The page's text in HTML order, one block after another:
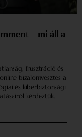
– mi áll a
frusztráció és
bizalomvesztés a
és kiberbiztonsági
kérdeztük.